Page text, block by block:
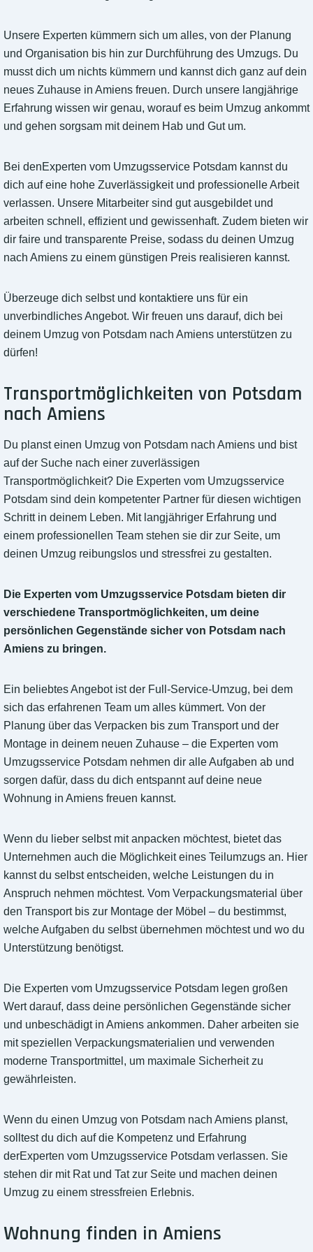
Unsere Experten kümmern sich um alles, von der Planung
und Organisation bis hin zur Durchführung des Umzugs. Du
musst dich um nichts kümmern und kannst dich ganz auf dein
neues Zuhause in Amiens freuen. Durch unsere langjährige
Erfahrung wissen wir genau, worauf es beim Umzug ankommt
und gehen sorgsam mit deinem Hab und Gut um.
Bei denExperten vom Umzugsservice Potsdam kannst du
dich auf eine hohe Zuverlässigkeit und professionelle Arbeit
verlassen. Unsere Mitarbeiter sind gut ausgebildet und
arbeiten schnell, effizient und gewissenhaft. Zudem bieten wir
dir faire und transparente Preise, sodass du deinen Umzug
nach Amiens zu einem günstigen Preis realisieren kannst.
Überzeuge dich selbst und kontaktiere uns für ein
unverbindliches Angebot. Wir freuen uns darauf, dich bei
deinem Umzug von Potsdam nach Amiens unterstützen zu
dürfen!
Transportmöglichkeiten von Potsdam
nach Amiens
Du planst einen Umzug von Potsdam nach Amiens und bist
auf der Suche nach einer zuverlässigen
Transportmöglichkeit? Die Experten vom Umzugsservice
Potsdam sind dein kompetenter Partner für diesen wichtigen
Schritt in deinem Leben. Mit langjähriger Erfahrung und
einem professionellen Team stehen sie dir zur Seite, um
deinen Umzug reibungslos und stressfrei zu gestalten.
Die Experten vom Umzugsservice Potsdam bieten dir
verschiedene Transportmöglichkeiten, um deine
persönlichen Gegenstände sicher von Potsdam nach
Amiens zu bringen.
Ein beliebtes Angebot ist der Full-Service-Umzug, bei dem
sich das erfahrenen Team um alles kümmert. Von der
Planung über das Verpacken bis zum Transport und der
Montage in deinem neuen Zuhause – die Experten vom
Umzugsservice Potsdam nehmen dir alle Aufgaben ab und
sorgen dafür, dass du dich entspannt auf deine neue
Wohnung in Amiens freuen kannst.
Wenn du lieber selbst mit anpacken möchtest, bietet das
Unternehmen auch die Möglichkeit eines Teilumzugs an. Hier
kannst du selbst entscheiden, welche Leistungen du in
Anspruch nehmen möchtest. Vom Verpackungsmaterial über
den Transport bis zur Montage der Möbel – du bestimmst,
welche Aufgaben du selbst übernehmen möchtest und wo du
Unterstützung benötigst.
Die Experten vom Umzugsservice Potsdam legen großen
Wert darauf, dass deine persönlichen Gegenstände sicher
und unbeschädigt in Amiens ankommen. Daher arbeiten sie
mit speziellen Verpackungsmaterialien und verwenden
moderne Transportmittel, um maximale Sicherheit zu
gewährleisten.
Wenn du einen Umzug von Potsdam nach Amiens planst,
solltest du dich auf die Kompetenz und Erfahrung
derExperten vom Umzugsservice Potsdam verlassen. Sie
stehen dir mit Rat und Tat zur Seite und machen deinen
Umzug zu einem stressfreien Erlebnis.
Wohnung finden in Amiens